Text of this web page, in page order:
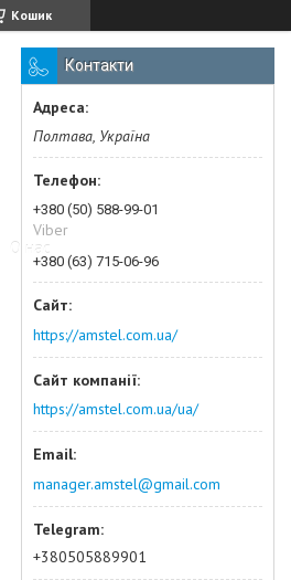
Кошик
О нас
Контакти
Полтава, Україна
+380 (50) 588-99-01
Viber
+380 (63) 715-06-96
https://amstel.com.ua/
https://amstel.com.ua/ua/
manager.amstel@gmail.com
+380505889901